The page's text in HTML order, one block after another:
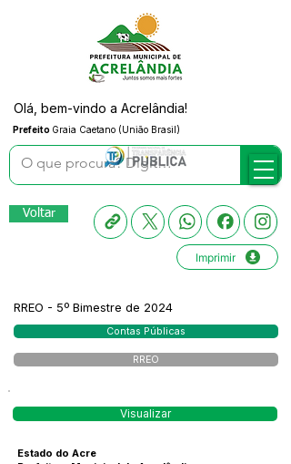
Prefeito Graia Caetano (União Brasil)
Olá, bem-vindo a Acrelândia!
Voltar
Imprimir
RREO - 5º Bimestre de 2024
Contas Públicas
RREO
Visualizar
Estado do Acre